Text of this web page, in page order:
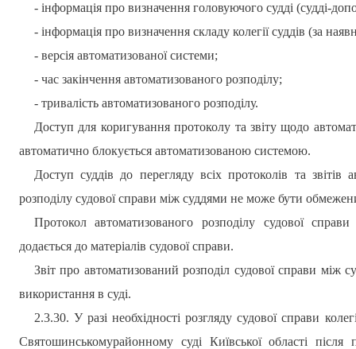
- інформація про визначення головуючого судді (судді-
- інформація про визначення складу колегії суддів (за
- версія автоматизованої системи;
- час закінчення автоматизованого розподілу;
- тривалість автоматизованого розподілу.
Доступ для коригування протоколу та звіту щодо
автоматично блокується автоматизованою системою.
Доступ суддів до перегляду всіх протоколів та звітів
розподілу судової справи між суддями не може бути
Протокол автоматизованого розподілу судової
додається до матеріалів судової справи.
Звіт про автоматизований розподіл судової справи
використання в суді.
2.3.30. У разі необхідності розгляду судової справи
Святошинськомурайонному суді Київської області після